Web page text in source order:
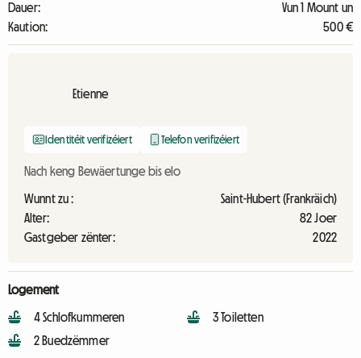
Dauer:
Vun 1 Mount un
Kaution:
500 €
Etienne
Identitéit verifizéiert Telefon verifizéiert
Nach keng Bewäertunge bis elo
Wunnt zu :
Saint-Hubert (Frankräich)
Alter:
82 Joer
Gastgeber zënter:
2022
Logement
4 Schlofkummeren
2 Buedzëmmer
3 Toiletten